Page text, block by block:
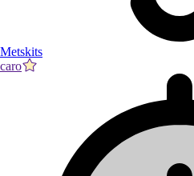
Metskits
caro